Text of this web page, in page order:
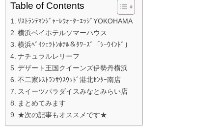
Table of Contents
ﾘｽﾄﾗﾝﾃﾏﾝｼﾞｬｰﾚｳｫｰﾀｰｴｯｼﾞYOKOHAMA
横浜ベイホテルソマーハウス
横浜ﾍﾞｲｼｪﾗﾄﾝﾎﾃﾙ＆ﾀﾜｰｽﾞ「ｼｰｳｲﾝﾄﾞ」
ナチュラルレリーフ
デザート王国クイーンズ伊勢丹横浜
不二家ﾚｽﾄﾗﾝｻｳｽｳｯﾄﾞ港北ｾﾝﾀｰ南店
スイーツパラダイスみなとみらい店
まとめてみます
★次の記事もオススメです★